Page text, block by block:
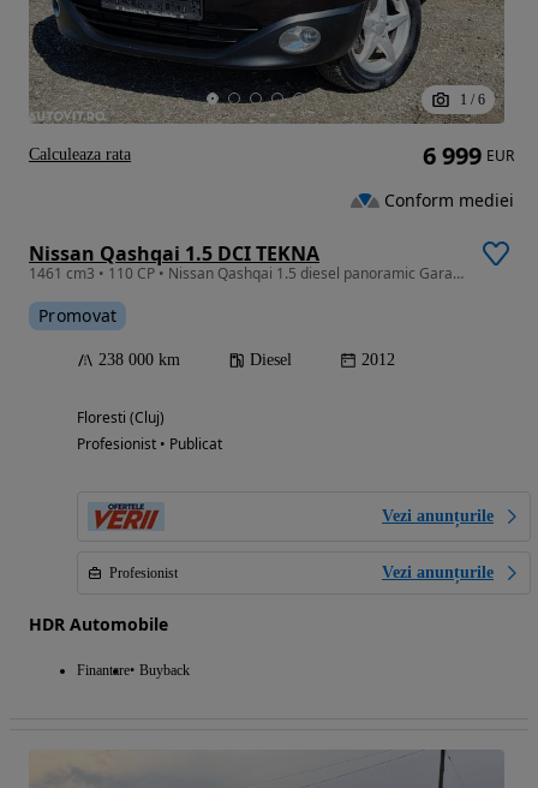
1 / 6
Nissan Qashqai 1.5 DCI TEKNA
1461 cm3 • 110 CP • Nissan Qashqai 1.5 diesel panoramic Garantie/Rate
Promovat
238 000 km Diesel 2012
Floresti (Cluj)
Profesionist • Publicat
Vezi anunțurile
Profesionist Vezi anunțurile
HDR Automobile
Finantare Buyback
6 999 EUR
Conform mediei
Calculeaza rata